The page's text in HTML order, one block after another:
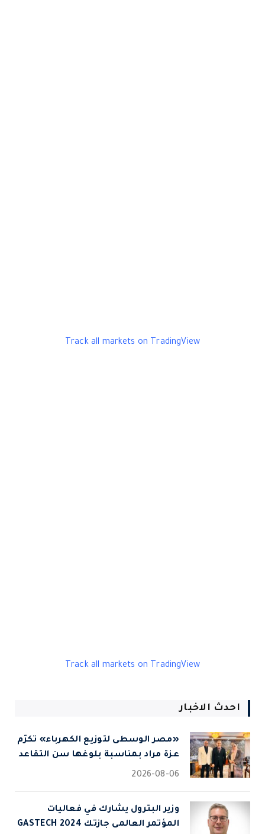
Track all markets on TradingView
Track all markets on TradingView
احدث الاخبار
«مصر الوسطى لتوزيع الكهرباء» تكرّم
عزة مراد بمناسبة بلوغها سن التقاعد
2026-08-06
وزير البترول يشارك في فعاليات
المؤتمر العالمى جازتك 2024 GASTECH